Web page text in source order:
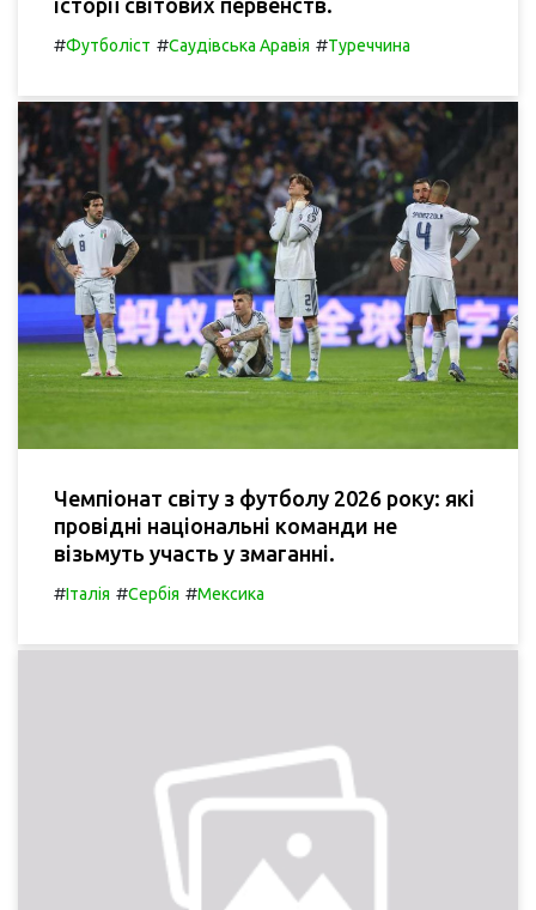
історії світових первенств.
#Футболіст #Саудівська Аравія #Туреччина
Чемпіонат світу з футболу 2026 року: які
провідні національні команди не
візьмуть участь у змаганні.
#Італія #Сербія #Мексика